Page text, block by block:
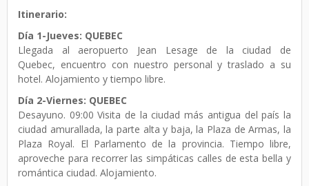
Itinerario:
Día 1-Jueves: QUEBEC
Llegada al aeropuerto Jean Lesage de la ciudad de
Quebec, encuentro con nuestro personal y traslado a su
hotel. Alojamiento y tiempo libre.
Día 2-Viernes: QUEBEC
Desayuno. 09:00 Visita de la ciudad más antigua del país la
ciudad amurallada, la parte alta y baja, la Plaza de Armas, la
Plaza Royal. El Parlamento de la provincia. Tiempo libre,
aproveche para recorrer las simpáticas calles de esta bella y
romántica ciudad. Alojamiento.